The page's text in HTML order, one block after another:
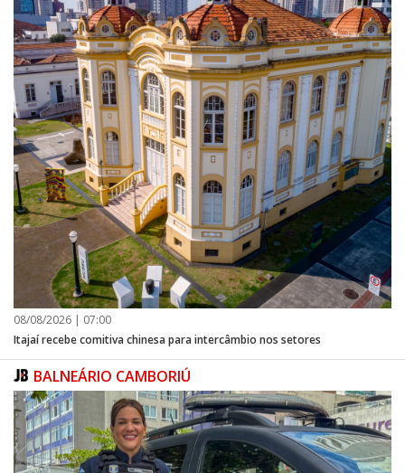
08/08/2026 | 07:00
Itajaí recebe comitiva chinesa para intercâmbio nos setores
BALNEÁRIO CAMBORIÚ